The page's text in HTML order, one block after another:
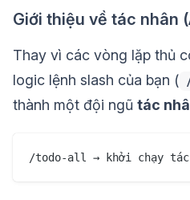
Giới thiệu về tác nhân
Thay vì các vòng lặp thủ
logic lệnh slash của bạn (
thành một đội ngũ tác